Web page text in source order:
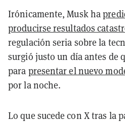
Irónicamente, Musk ha
producirse resultados
regulación seria sobre la
surgió justo un día antes de
para presentar el nuevo
por la noche.
Lo que sucede con X tras la